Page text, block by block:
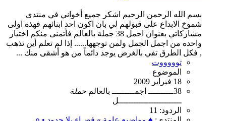
بسم الله الرحمن الرحيم اشكر جميع أخواني في منتدى
شموخ الابداع على قبولهم لي بان اكون احد ابنائهم فهذه اولى
مشاركاتي بعنوان اجمل 38 جملة بالعالم فأتمنى منكم اختيار
واحده من اجمل الجمل ولمن توجهها...... إذا لم تعلم أين تذهب
, فكل الطرق تفي بالغرض يوجد دائماً من هو أشقى منك ...
توووووت
الموضوع
18 فبراير 2009
38ــــــــــ
اجمـــــــــ بالعالم حملة
ـــــــــــــــــــــــــل
الردود: 11